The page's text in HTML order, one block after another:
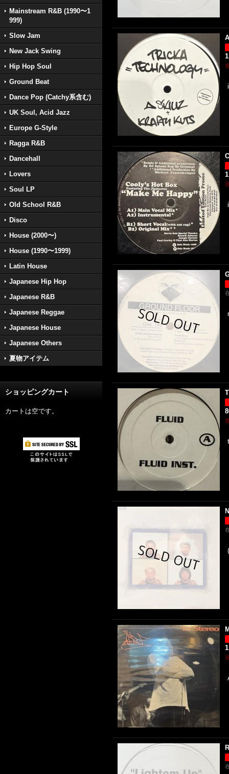
Mainstream R&B (1990〜1
999)
Slow Jam
New Jack Swing
Hip Hop Soul
Ground Beat
Dance Pop (Catchy系含む)
UK Soul, Acid Jazz
Europe G-Style
Ragga R&B
Dancehall
Lovers
Soul LP
Old School R&B
Disco
House (2000〜)
House (1990〜1999)
Latin House
Japanese Hip Hop
Japanese R&B
Japanese Reggae
Japanese House
Japanese Others
夏物アイテム
ショッピングカート
カートは空です。